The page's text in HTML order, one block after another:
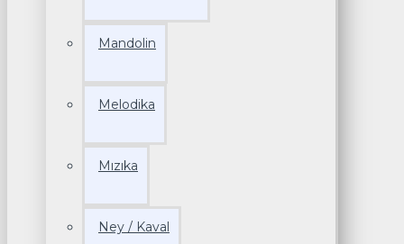
Mandolin
Melodika
Mızıka
Ney / Kaval